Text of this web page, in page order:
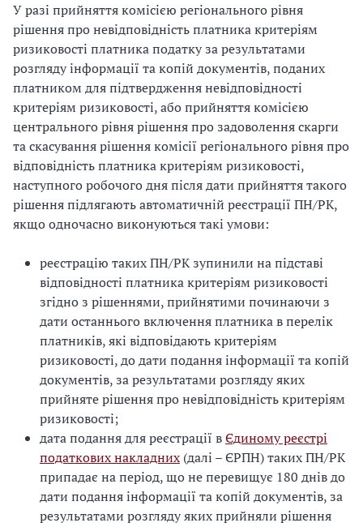
У разі прийняття комісією регіонального рівня
рішення про невідповідність платника критеріям
ризиковості платника податку за результатами
розгляду інформації та копій документів, поданих
платником для підтвердження невідповідності
критеріям ризиковості, або прийняття комісією
центрального рівня рішення про задоволення скарги
та скасування рішення комісії регіонального рівня про
відповідність платника критеріям ризиковості,
наступного робочого дня після дати прийняття такого
рішення підлягають автоматичній реєстрації ПН/РК,
якщо одночасно виконуються такі умови:
реєстрацію таких ПН/РК зупинили на підставі
відповідності платника критеріям ризиковості
згідно з рішеннями, прийнятими починаючи з
дати останнього включення платника в перелік
платників, які відповідають критеріям
ризиковості, до дати подання інформації та копій
документів, за результатами розгляду яких
прийняте рішення про невідповідність критеріям
ризиковості;
дата подання для реєстрації вЄдиному реєстрі
податкових накладних (далі – ЄРПН) таких ПН/РК
припадає на період, що не перевищує 180 днів до
дати подання інформації та копій документів, за
результатами розгляду яких прийняли рішення